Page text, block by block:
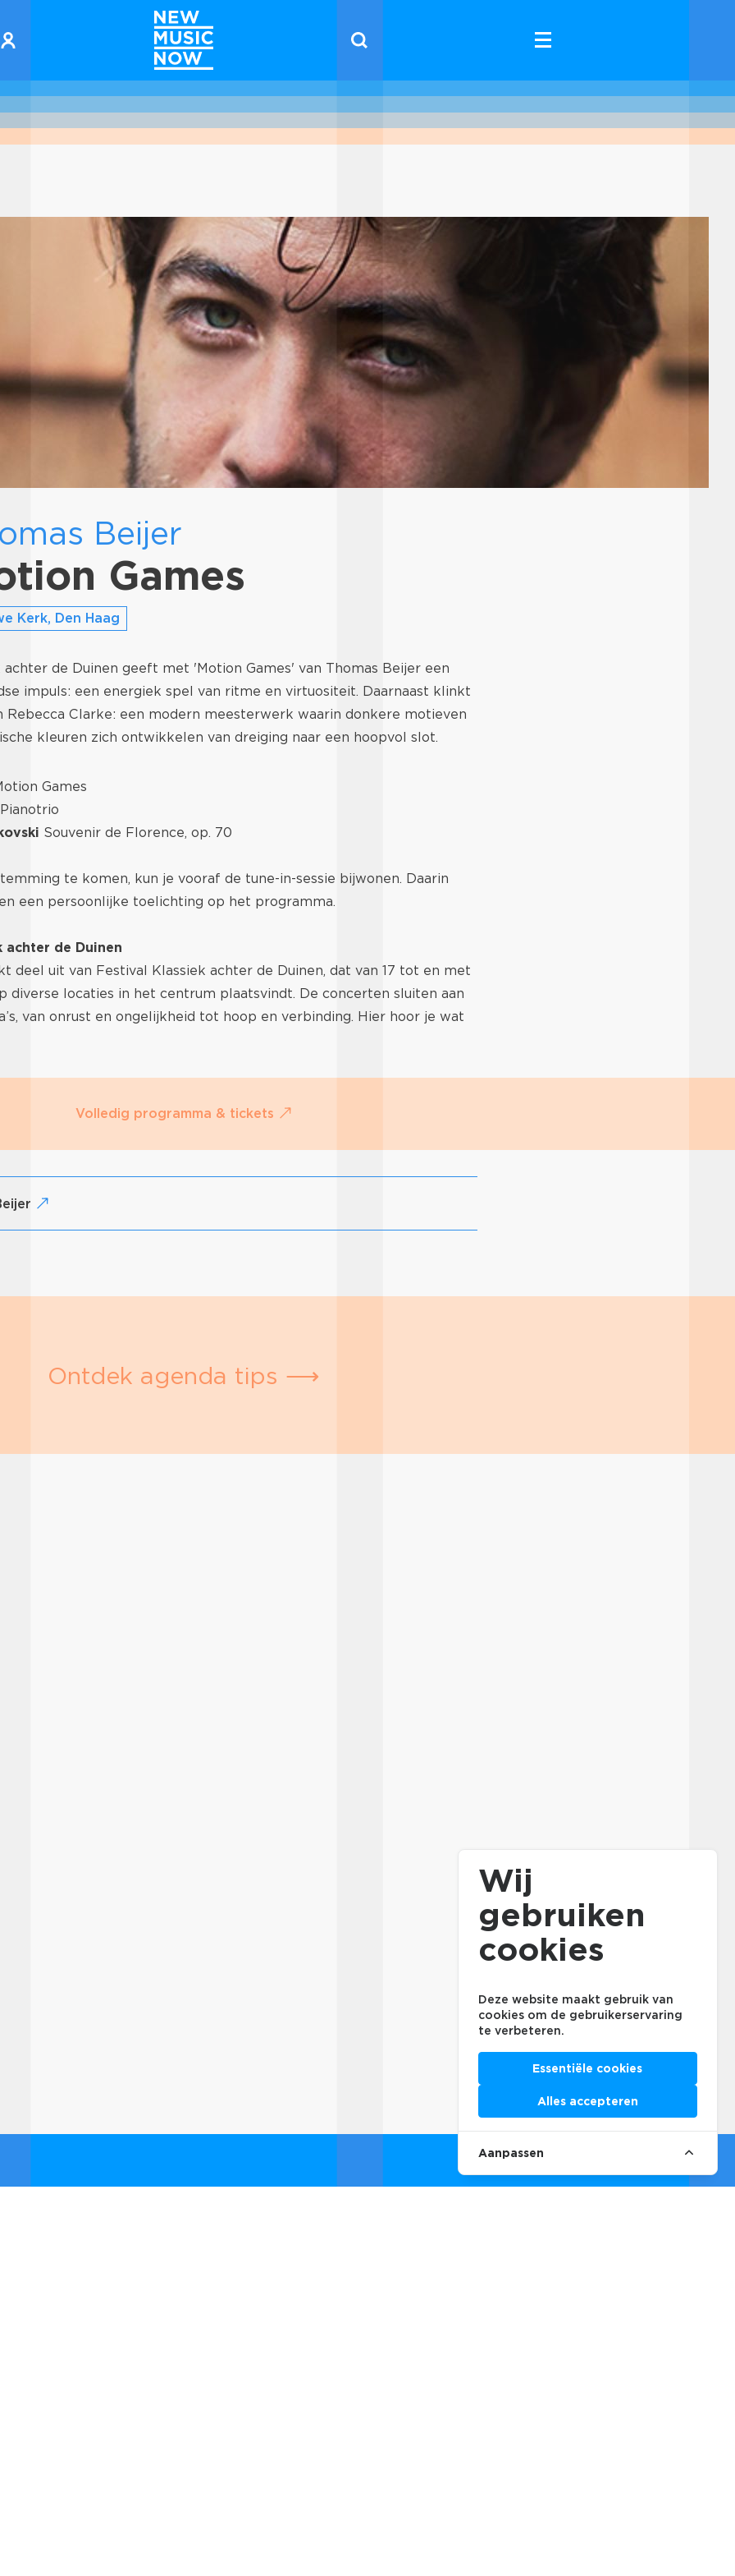
Beijer
Games
Kerk, Den Haag
achter de Duinen geeft met 'Motion Games' van Thomas Beijer een
impuls: een energiek spel van ritme en virtuositeit. Daarnaast klinkt
Rebecca Clarke: een modern meesterwerk waarin donkere motieven
kleuren zich ontwikkelen van dreiging naar een hoopvol slot.
Games
Pianotrio
Souvenir de Florence, op. 70
te komen, kun je vooraf de tune-in-sessie bijwonen. Daarin
een persoonlijke toelichting op het programma.
achter de Duinen
deel uit van Festival Klassiek achter de Duinen, dat van 17 tot en met
diverse locaties in het centrum plaatsvindt. De concerten sluiten aan
van onrust en ongelijkheid tot hoop en verbinding. Hier hoor je wat
Volledig programma & tickets
Ontdek agenda tips ⟶
Wij
gebruiken
cookies
Deze website maakt gebruik van
cookies om de gebruikerservaring
te verbeteren.
Essentiële cookies
Alles accepteren
Aanpassen